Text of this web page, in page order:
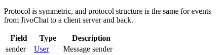
Protocol is symmetric, and protocol structure is the same for events
from JivoChat to a client server and back.
Field Type
Description
sender
User
Message sender